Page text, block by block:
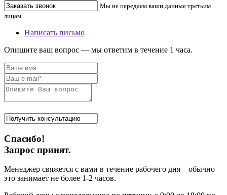
Мы не передаем ваши данные третьим
лицам.
Написать письмо
Опишите ваш вопрос — мы ответим в течение 1 часа.
Спасибо!
Запрос принят.
Менеджер свяжется с вами в течение рабочего дня – обычно
это занимает не более 1-2 часов.